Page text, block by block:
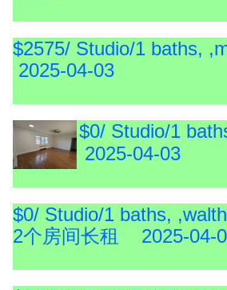
$2575/ Studio/1 baths,
2025-04-03
$0/ Studio/1
2025-04-03
$0/ Studio/1 baths,
2个房间长租 2025-04-